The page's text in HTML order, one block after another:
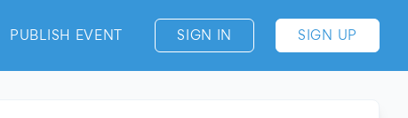
PUBLISH EVENT SIGN IN SIGN UP